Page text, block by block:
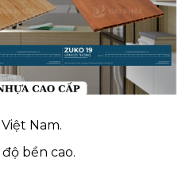
Nam.
bền cao.